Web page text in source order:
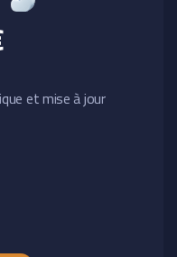
et mise à jour